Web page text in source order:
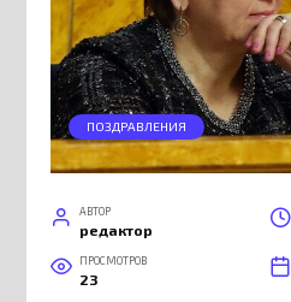
ПОЗДРАВЛЕНИЯ
АВТОР
редактор
ПРОСМОТРОВ
23